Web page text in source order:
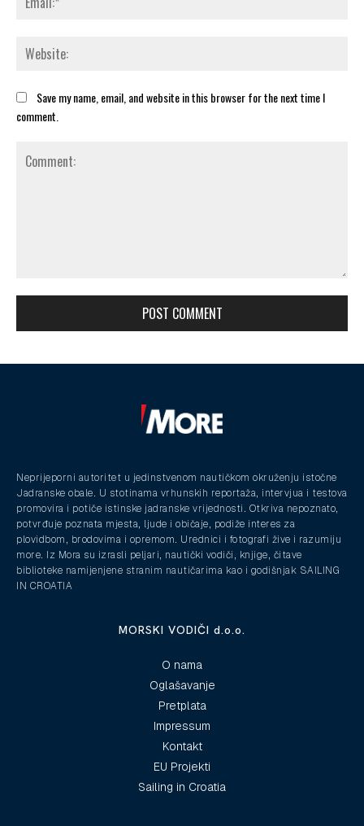
Save my name, email, and website in this browser for the next time I
comment.
Neprijeporni autoritet u jedinstvenom nautičkom okruženju istočne
Jadranske obale. U stotinama vrhunskih reportaža, intervjua i testova
promovira i potiče istinske jadranske vrijednosti. Otkriva nepoznato,
potvrđuje poznata mjesta, ljude i običaje, podiže interes za
plovidbom, brodovima i opremom. Urednici i fotografi žive i razumiju
more. Iz Mora su izrasli peljari, nautički vodiči, knjige, čitave
biblioteke namijenjene stranim nautičarima kao i godišnjak SAILING
IN CROATIA
MORSKI VODIČI d.o.o.
O nama
Oglašavanje
Pretplata
Impressum
Kontakt
EU Projekti
Sailing in Croatia